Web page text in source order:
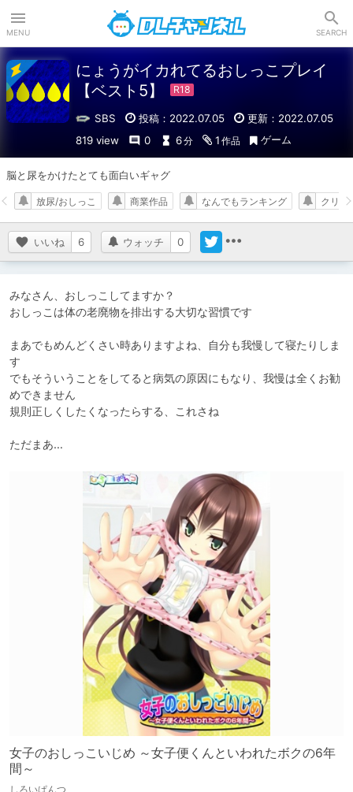
MENU SEARCH
にょうがイカれてるおしっこプレイ
【ベスト5】
SBS 投稿：2022.07.05
更新：2022.07.05
819 view
0 6分 1 作品 ゲーム
脳と尿をかけたとても面白いギャグ
いいね 6 ウォッチ 0
放尿/おしっこ 商業作品 なんでもランキング クリエ
みなさん、おしっこしてますか？
おしっこは体の老廃物を排出する大切な習慣です
まあでもめんどくさい時ありますよね、自分も我慢して寝たりしま
す
でもそういうことをしてると病気の原因にもなり、我慢は全くお勧
めできません
規則正しくしたくなったらする、これさね
ただまあ…
女子のおしっこいじめ ～女子便くんといわれたボクの6年
間～
しろいぱんつ